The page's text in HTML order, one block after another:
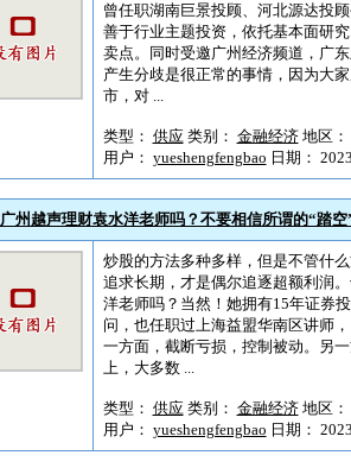
曾任职湖南巨景投顾、河北源达投
善于行业主题投资，依托基本面研
卖点。同时受邀广州经济频道，广
产生分歧是很正常的事情，因为大
市，对 ...
类型： 供应类别： 金融经济地区：
用户： yueshengfengbao 日期：
广州越声理财袁水洋老师吗？不要相信所谓的“踏空
炒股的方法多种多样，但是不管什
追求长期，才是偶尔追逐超额利润
洋老师吗？当然！她拥有15年证券
问，也任职过上海益盟华南区讲师
一方面，截断亏损，控制被动。另
上，大多数 ...
类型： 供应类别： 金融经济地区：
用户： yueshengfengbao 日期：